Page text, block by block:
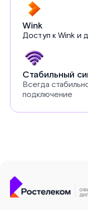
Wink
Доступ к Wink и
Стабильный
Всегда
подключение